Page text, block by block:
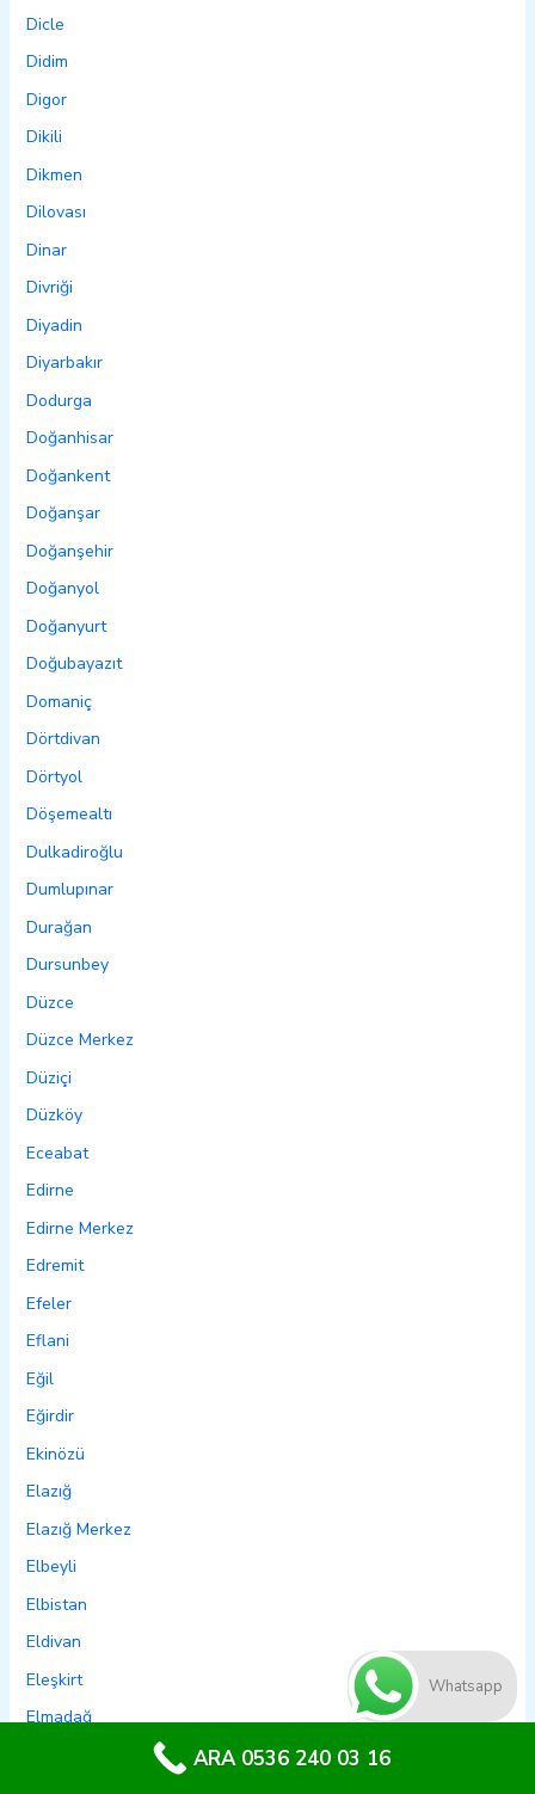
Dicle
Didim
Digor
Dikili
Dikmen
Dilovası
Dinar
Divriği
Diyadin
Diyarbakır
Dodurga
Doğanhisar
Doğankent
Doğanşar
Doğanşehir
Doğanyol
Doğanyurt
Doğubayazıt
Domaniç
Dörtdivan
Dörtyol
Döşemealtı
Dulkadiroğlu
Dumlupınar
Durağan
Dursunbey
Düzce
Düzce Merkez
Düziçi
Düzköy
Eceabat
Edirne
Edirne Merkez
Edremit
Efeler
Eflani
Eğil
Eğirdir
Ekinözü
Elazığ
Elazığ Merkez
Elbeyli
Elbistan
Eldivan
Eleşkirt
Elmadağ
Whatsapp
ARA 0536 240 03 16